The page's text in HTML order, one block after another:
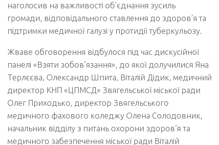
наголосив на важливості об’єднання зусиль
громади, відповідального ставлення до здоров’я та
підтримки медичної галузі у протидії туберкульозу.
Жваве обговорення відбулося під час дискусійної
панелі «Взяти зобов’язання», до якої долучилися Яна
Терлєєва, Олександр Шпита, Віталій Дідик, медичний
директор КНП «ЦПМСД» Звягельської міської ради
Олег Приходько, директор Звягельського
медичного фахового коледжу Олена Солодовник,
начальник відділу з питань охорони здоров’я та
медичного забезпечення міської ради Віталій